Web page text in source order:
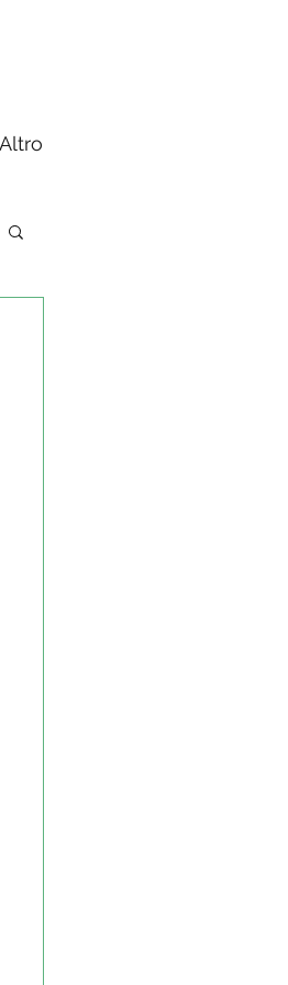
My Adiconsum
Altro